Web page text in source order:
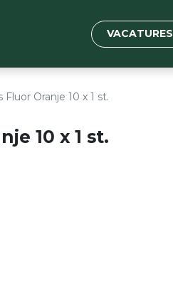
VACATURES
Fluor Oranje 10 x 1 st.
10 x 1 st.